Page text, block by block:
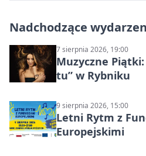
Nadchodzące
7 sierpnia 2026, 19:00
Muzyczne
tu” w Rybniku
9 sierpnia 2026, 15:00
Letni Rytm z
Europejskimi